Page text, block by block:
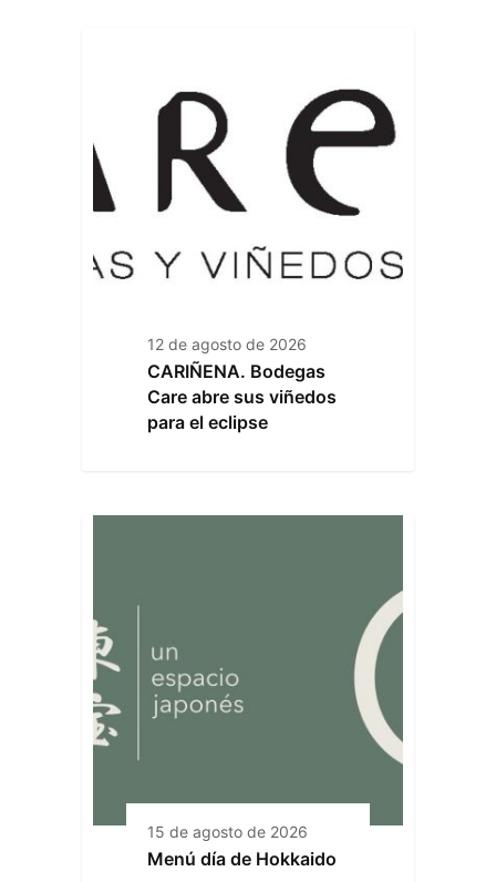
12 de agosto de 2026
CARIÑENA. Bodegas
Care abre sus viñedos
para el eclipse
15 de agosto de 2026
Menú día de Hokkaido